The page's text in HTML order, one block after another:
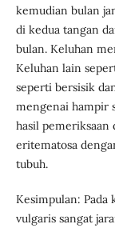
kemudian bulan
di kedua tangan
bulan. Keluhan
Keluhan lain
seperti bersisik
mengenai hampir
hasil
eritematosa
tubuh.
Kesimpulan: Pada
vulgaris sangat